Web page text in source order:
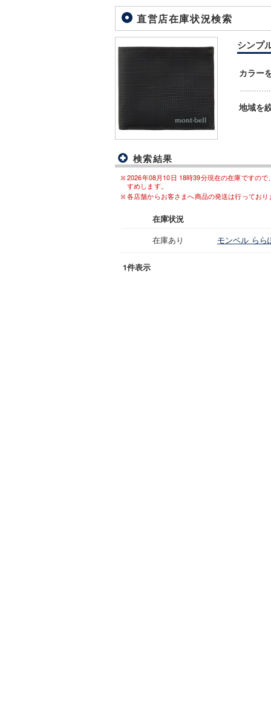
直営店在庫状況検索
シンプ
カラー
地域を
検索結果
2026年08月10日 18時39分現在の在庫ですの
すめします。
各店舗からお客さまへ商品の発送は行っており
在庫状況
在庫あり モンベル らら
1件表示